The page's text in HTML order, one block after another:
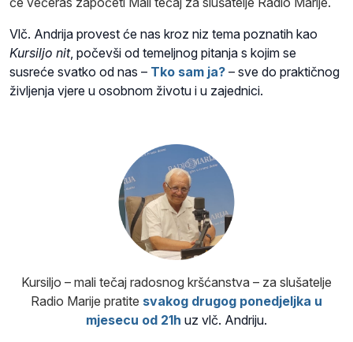
Vlč. Andrija provest će nas kroz niz tema poznatih kao
Kursiljo nit, počevši od temeljnog pitanja s kojim se
susreće svatko od nas – Tko sam ja? – sve do praktičnog
življenja vjere u osobnom životu i u zajednici.
Kursiljo – mali tečaj radosnog kršćanstva – za slušatelje
Radio Marije pratite svakog drugog ponedjeljka u
mjesecu od 21h uz vlč. Andriju.